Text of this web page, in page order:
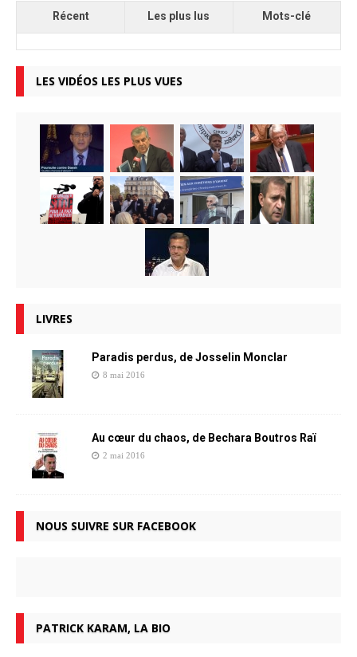
Récent Les plus lus Mots-clé
LES VIDÉOS LES PLUS VUES
LIVRES
Paradis perdus, de Josselin Monclar
8 mai 2016
Au cœur du chaos, de Bechara Boutros Raï
2 mai 2016
NOUS SUIVRE SUR FACEBOOK
PATRICK KARAM, LA BIO